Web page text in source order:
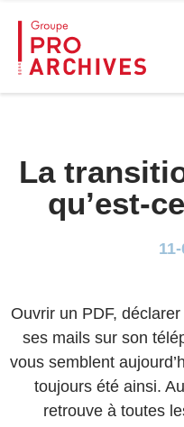
La
qu’est-
Ouvrir un PDF,
ses mails sur son
vous semblent
toujours été ainsi.
retrouve à toutes